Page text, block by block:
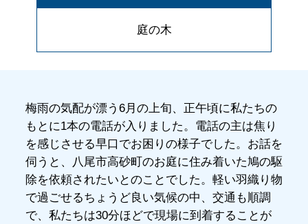
庭の木
梅雨の気配が漂う6月の上旬、正午頃に私たちの
もとに1本の電話が入りました。電話の主は焦り
を感じさせる早口でお困りの様子でした。お話を
伺うと、八尾市高砂町のお庭に住み着いた鳩の駆
除を依頼されたいとのことでした。軽い羽織り物
で過ごせるちょうど良い気候の中、交通も順調
で、私たちは30分ほどで現場に到着することが